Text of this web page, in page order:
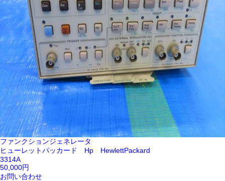
ファンクションジェネレータ
ヒューレットパッカード Hp HewlettPackard
3314A
50,000円
お問い合わせ